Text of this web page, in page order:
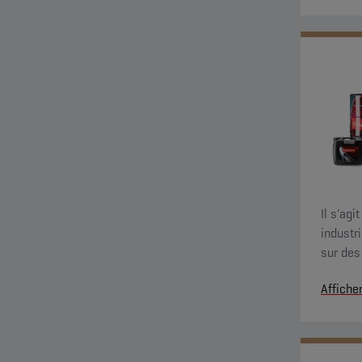
Il
sur
Afficher